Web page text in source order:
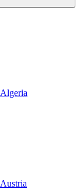
Algeria
Austria